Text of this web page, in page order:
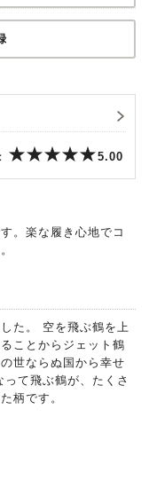
5.00
。楽な履き心地でコ
た。 空を飛ぶ鶴を上
ことからジェット鶴
世ならぬ国から幸せ
て飛ぶ鶴が、たくさ
柄です。